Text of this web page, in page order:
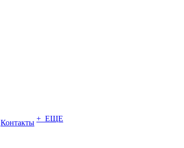
Контакты + ЕЩЕ